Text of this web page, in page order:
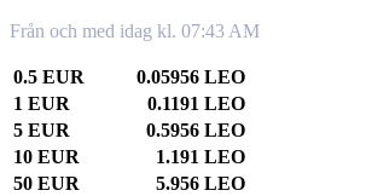
Från och med idag kl. 07:43 AM
0.5 EUR
0.05956 LEO
1 EUR
0.1191 LEO
5 EUR
0.5956 LEO
10 EUR
1.191 LEO
50 EUR
5.956 LEO